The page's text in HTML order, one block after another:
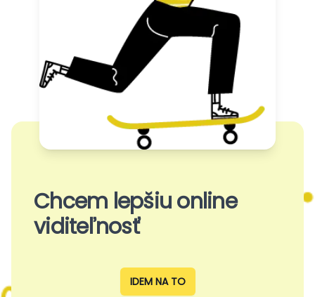
Chcem lepšiu online
viditeľnosť
IDEM NA TO